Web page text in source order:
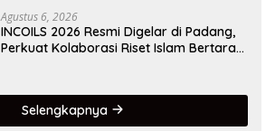
Agustus 6, 2026
INCOILS 2026 Resmi Digelar di Padang,
Perkuat Kolaborasi Riset Islam Bertaraf
Selengkapnya